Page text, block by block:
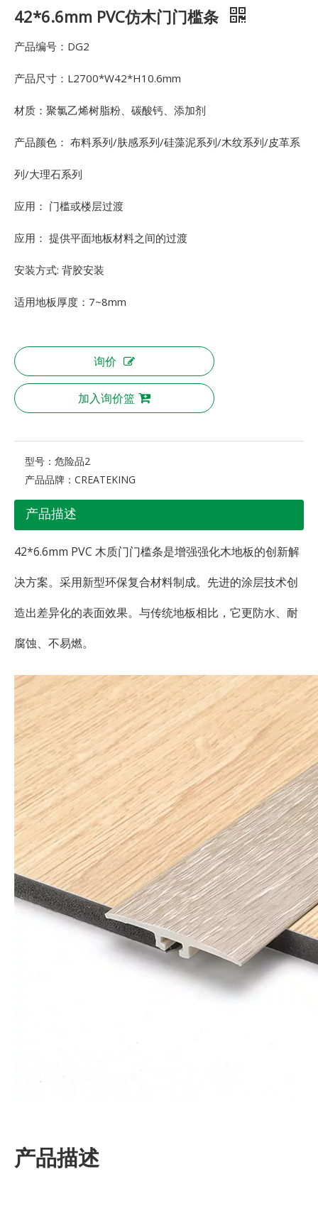
42*6.6mm PVC仿木门门槛条
产品编号：DG2
产品尺寸：L2700*W42*H10.6mm
材质：聚氯乙烯树脂粉、碳酸钙、添加剂
产品颜色： 布料系列/肤感系列/硅藻泥系列/木纹系列/皮革系
列/大理石系列
应用： 门槛或楼层过渡
应用： 提供平面地板材料之间的过渡
安装方式: 背胶安装
适用地板厚度：7~8mm
询价
加入询价篮
型号： 危险品2
产品品牌： CREATEKING
产品描述
42*6.6mm PVC 木质门门槛条是增强强化木地板的创新解
决方案。采用新型环保复合材料制成。先进的涂层技术创
造出差异化的表面效果。与传统地板相比，它更防水、耐
腐蚀、不易燃。
产品描述